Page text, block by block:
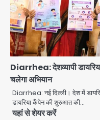
Diarrhea: देशव्यापी
चलेगा अभियान
Diarrhea: नई दिल्ली। देश में
डायरिया कैंपेन की शुरुआत की…
यहां से शेयर करें
1
Har
बैठक
2
माल
Team